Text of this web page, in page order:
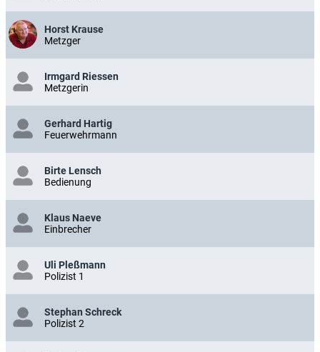
Horst Krause
Metzger
Irmgard Riessen
Metzgerin
Gerhard Hartig
Feuerwehrmann
Birte Lensch
Bedienung
Klaus Naeve
Einbrecher
Uli Pleßmann
Polizist 1
Stephan Schreck
Polizist 2